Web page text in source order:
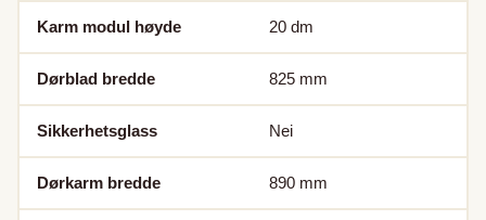
Karm modul høyde 20 dm
Dørblad bredde 825 mm
Sikkerhetsglass Nei
Dørkarm bredde 890 mm